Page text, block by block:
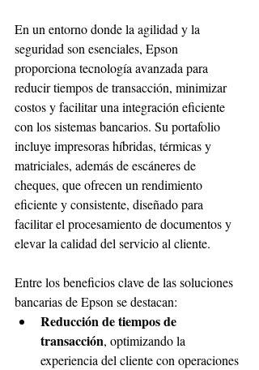
En un entorno donde la agilidad y la
seguridad son esenciales, Epson
proporciona tecnología avanzada para
reducir tiempos de transacción, minimizar
costos y facilitar una integración eficiente
con los sistemas bancarios. Su portafolio
incluye impresoras híbridas, térmicas y
matriciales, además de escáneres de
cheques, que ofrecen un rendimiento
eficiente y consistente, diseñado para
facilitar el procesamiento de documentos y
elevar la calidad del servicio al cliente.
Entre los beneficios clave de las soluciones
bancarias de Epson se destacan:
Reducción de tiempos de
transacción, optimizando la
experiencia del cliente con operaciones